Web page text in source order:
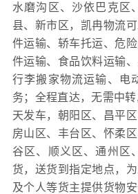
水磨沟区、沙依巴克区
县、新市区，凯冉物流
件运输、轿车托运、危
件运输、食品饮料运输
行李搬家物流运输、电
务；全程直达，无需中
天发车，朝阳区、昌平
房山区、丰台区、怀柔
谷区、顺义区、通州区
货，送货到指定地点，
及个人等货主提供货物